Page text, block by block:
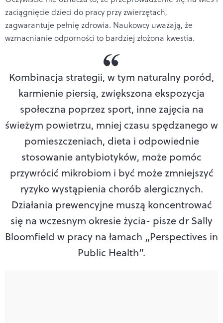
zaciągnięcie dzieci do pracy przy zwierzętach,
zagwarantuje pełnię zdrowia. Naukowcy uważają, że
wzmacnianie odporności to bardziej złożona kwestia.
Kombinacja strategii, w tym naturalny poród,
karmienie piersią, zwiększona ekspozycja
społeczna poprzez sport, inne zajęcia na
świeżym powietrzu, mniej czasu spędzanego w
pomieszczeniach, dieta i odpowiednie
stosowanie antybiotyków, może pomóc
przywrócić mikrobiom i być może zmniejszyć
ryzyko wystąpienia chorób alergicznych.
Działania prewencyjne muszą koncentrować
się na wczesnym okresie życia- pisze dr Sally
Bloomfield w pracy na łamach „Perspectives in
Public Health”.